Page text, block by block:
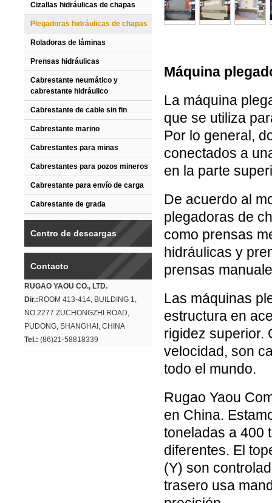
Cizallas hidráulicas de chapas
Plegadoras hidráulicas de chapas
Roladoras de láminas
Prensas hidráulicas
Cabrestante neumático y
cabrestante hidráulico
Cabrestante de cable sin fin
Cabrestante marino
Cabrestantes para minas
Cabrestantes para pozos mineros
Cabrestante para envío de carga
Cabrestante de grada
Centro de descargas
Contacto
RUGAO YAOU CO., LTD.
Dir.: ROOM 413-414, BUILDING 1,
NO.2277 ZUCHONGZHI ROAD,
PUDONG, SHANGHAI, CHINA
Tel.: (86)21-58818339
Máquina
La máquina
que se utiliza
Por lo general,
conectados a
en la parte
De acuerdo al
plegadoras de
como prensas
hidráulicas y
prensas
Las máquinas
estructura en
rigidez superior.
velocidad, son
todo el mundo.
Rugao Yaou
en China.
toneladas a 400
diferentes. El
(Y) son
trasero usa